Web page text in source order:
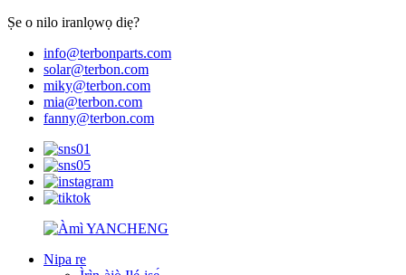
Ṣe o nilo iranlọwọ diẹ?
info@terbonparts.com
solar@terbon.com
miky@terbon.com
mia@terbon.com
fanny@terbon.com
Nipa re